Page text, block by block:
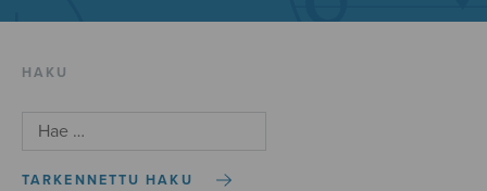
HAKU
TARKENNETTU HAKU